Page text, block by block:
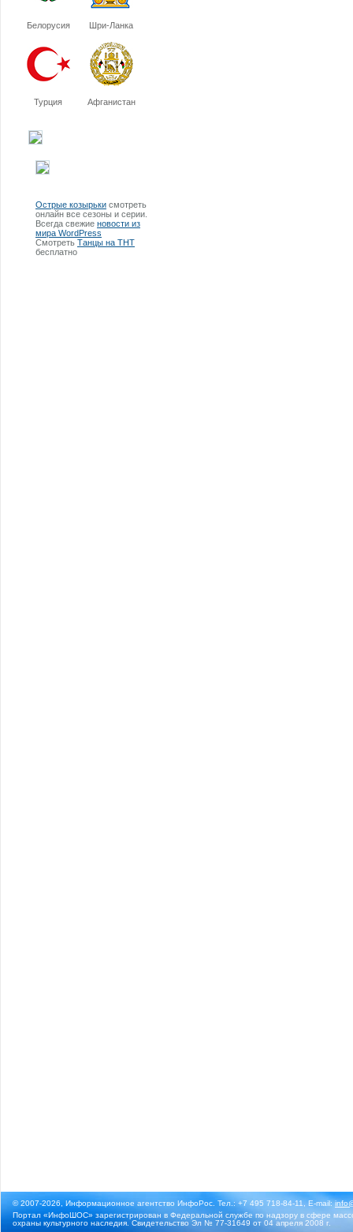
Белорусия Шри-Ланка
Турция Афганистан
Острые козырьки смотреть
онлайн все сезоны и серии.
Всегда свежие новости из
мира WordPress
Смотреть Танцы на ТНТ
бесплатно
© 2007-2026, Информационное агентство ИнфоРос. Тел.: +7 495 718-84-11, E-mail:
Портал «ИнфоШОС» зарегистрирован в Федеральной службе по надзору в сфере
охраны культурного наследия. Свидетельство Эл № 77-31649 от 04 апреля 2008 г.